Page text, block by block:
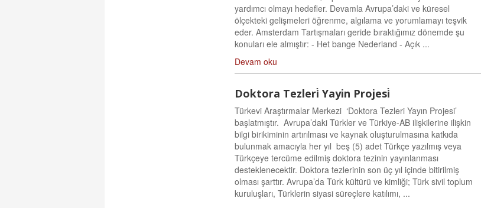
yardımcı olmayı hedefler. Devamla Avrupa’daki ve küresel
ölçekteki gelişmeleri öğrenme, algılama ve yorumlamayı teşvik
eder. Amsterdam Tartışmaları geride bıraktığımız dönemde şu
konuları ele almıştır: - Het bange Nederland - Açık ...
Devam oku
Doktora Tezleri̇ Yayin Projesi̇
Türkevi Araştırmalar Merkezi ‘Doktora Tezleri Yayın Projesi’
başlatmıştır. Avrupa’daki Türkler ve Türkiye-AB ilişkilerine ilişkin
bilgi birikiminin artırılması ve kaynak oluşturulmasına katkıda
bulunmak amacıyla her yıl beş (5) adet Türkçe yazılmış veya
Türkçeye tercüme edilmiş doktora tezinin yayınlanması
desteklenecektir. Doktora tezlerinin son üç yıl içinde bitirilmiş
olması şarttır. Avrupa’da Türk kültürü ve kimliği; Türk sivil toplum
kuruluşları, Türklerin siyasi süreçlere katılımı, ...